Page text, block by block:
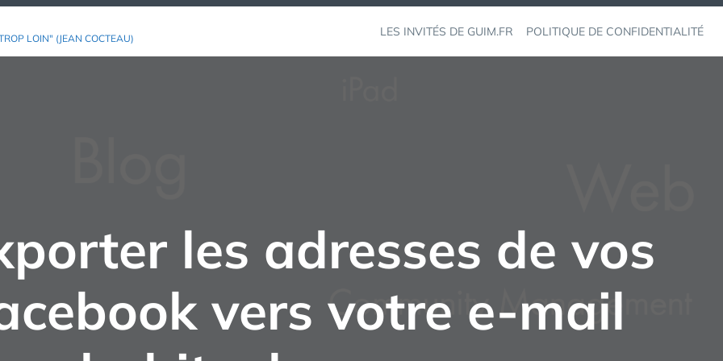
LOIN" (JEAN COCTEAU) LES INVITÉS DE GUIM.FR POLITIQUE DE CONFIDENTIALITÉ
les adresses de vos
vers votre e-mail